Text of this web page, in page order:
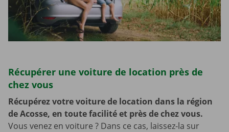
Récupérer une voiture de location près de
chez vous
Récupérez votre voiture de location dans la région
de Acosse, en toute facilité et près de chez vous.
Vous venez en voiture ? Dans ce cas, laissez-la sur